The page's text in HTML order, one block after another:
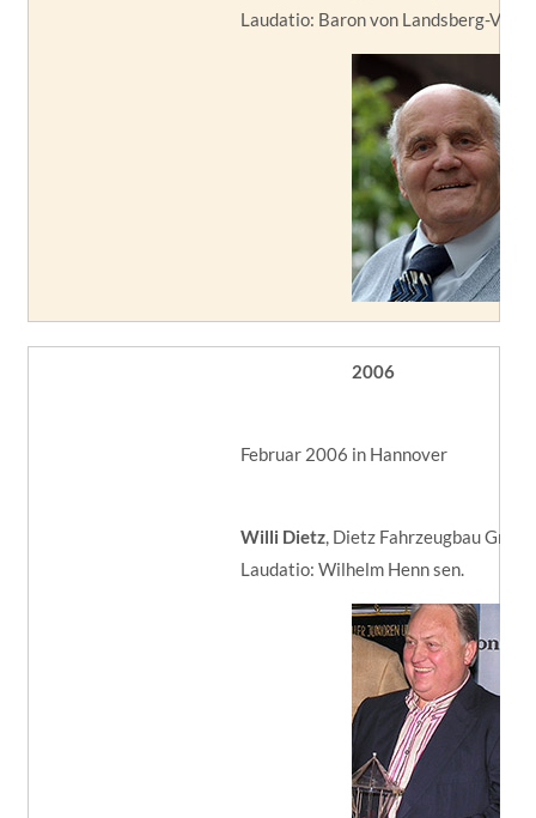
Laudatio: Baron von Landsberg-
2006
Februar 2006 in Hannover
Willi Dietz, Dietz Fahrzeugbau GmbH
Laudatio: Wilhelm Henn sen.